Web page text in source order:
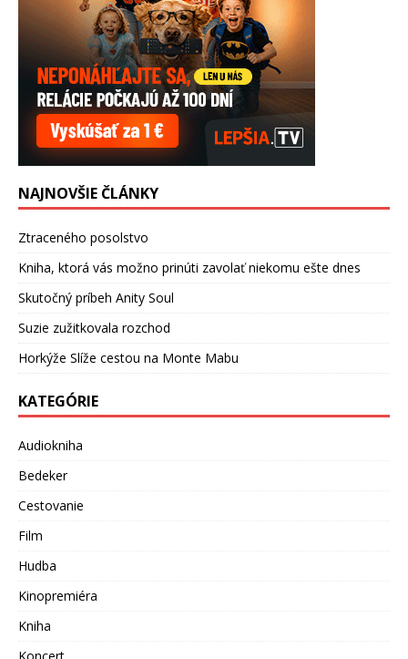
NAJNOVŠIE ČLÁNKY
Ztraceného posolstvo
Kniha, ktorá vás možno prinúti zavolať niekomu ešte dnes
Skutočný príbeh Anity Soul
Suzie zužitkovala rozchod
Horkýže Slíže cestou na Monte Mabu
KATEGÓRIE
Audiokniha
Bedeker
Cestovanie
Film
Hudba
Kinopremiéra
Kniha
Koncert